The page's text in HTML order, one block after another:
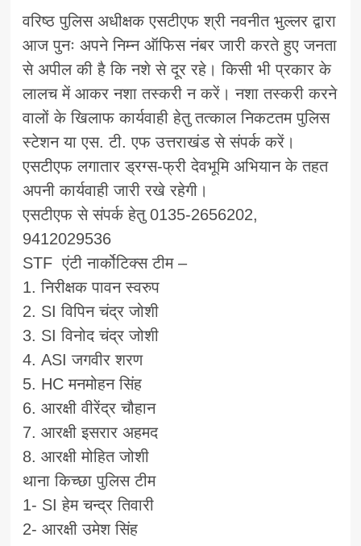
वरिष्ठ पुलिस अधीक्षक एसटीएफ श्री नवनीत भुल्लर द्वारा
आज पुनः अपने निम्न ऑफिस नंबर जारी करते हुए जनता
से अपील की है कि नशे से दूर रहे। किसी भी प्रकार के
लालच में आकर नशा तस्करी न करें। नशा तस्करी करने
वालों के खिलाफ कार्यवाही हेतु तत्काल निकटतम पुलिस
स्टेशन या एस. टी. एफ उत्तराखंड से संपर्क करें।
एसटीएफ लगातार ड्रग्स-फ्री देवभूमि अभियान के तहत
अपनी कार्यवाही जारी रखे रहेगी।
एसटीएफ से संपर्क हेतु 0135-2656202,
9412029536
STF एंटी नार्कोटिक्स टीम –
1. निरीक्षक पावन स्वरुप
2. SI विपिन चंद्र जोशी
3. SI विनोद चंद्र जोशी
4. ASI जगवीर शरण
5. HC मनमोहन सिंह
6. आरक्षी वीरेंद्र चौहान
7. आरक्षी इसरार अहमद
8. आरक्षी मोहित जोशी
थाना किच्छा पुलिस टीम
1- SI हेम चन्द्र तिवारी
2- आरक्षी उमेश सिंह